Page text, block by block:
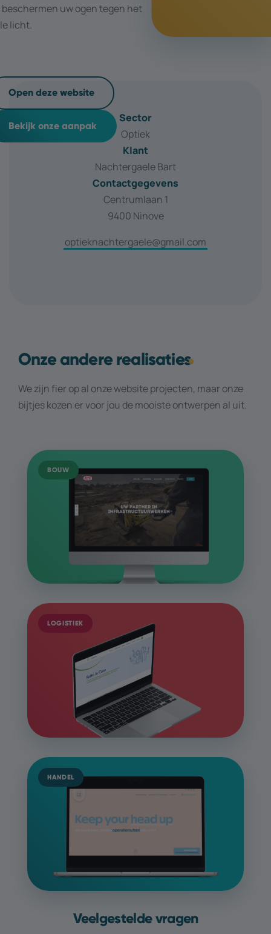
uw ogen tegen het
licht.
Open deze website
Bekijk onze aanpak
Sector
Optiek
Klant
Nachtergaele Bart
Contactgegevens
Centrumlaan 1
9400 Ninove
optieknachtergaele@gmail.com
Onze andere realisaties
We zijn fier op al onze website projecten, maar onze
bijtjes kozen er voor jou de mooiste ontwerpen al uit.
BOUW
LOGISTIEK
HANDEL
Veelgestelde vragen